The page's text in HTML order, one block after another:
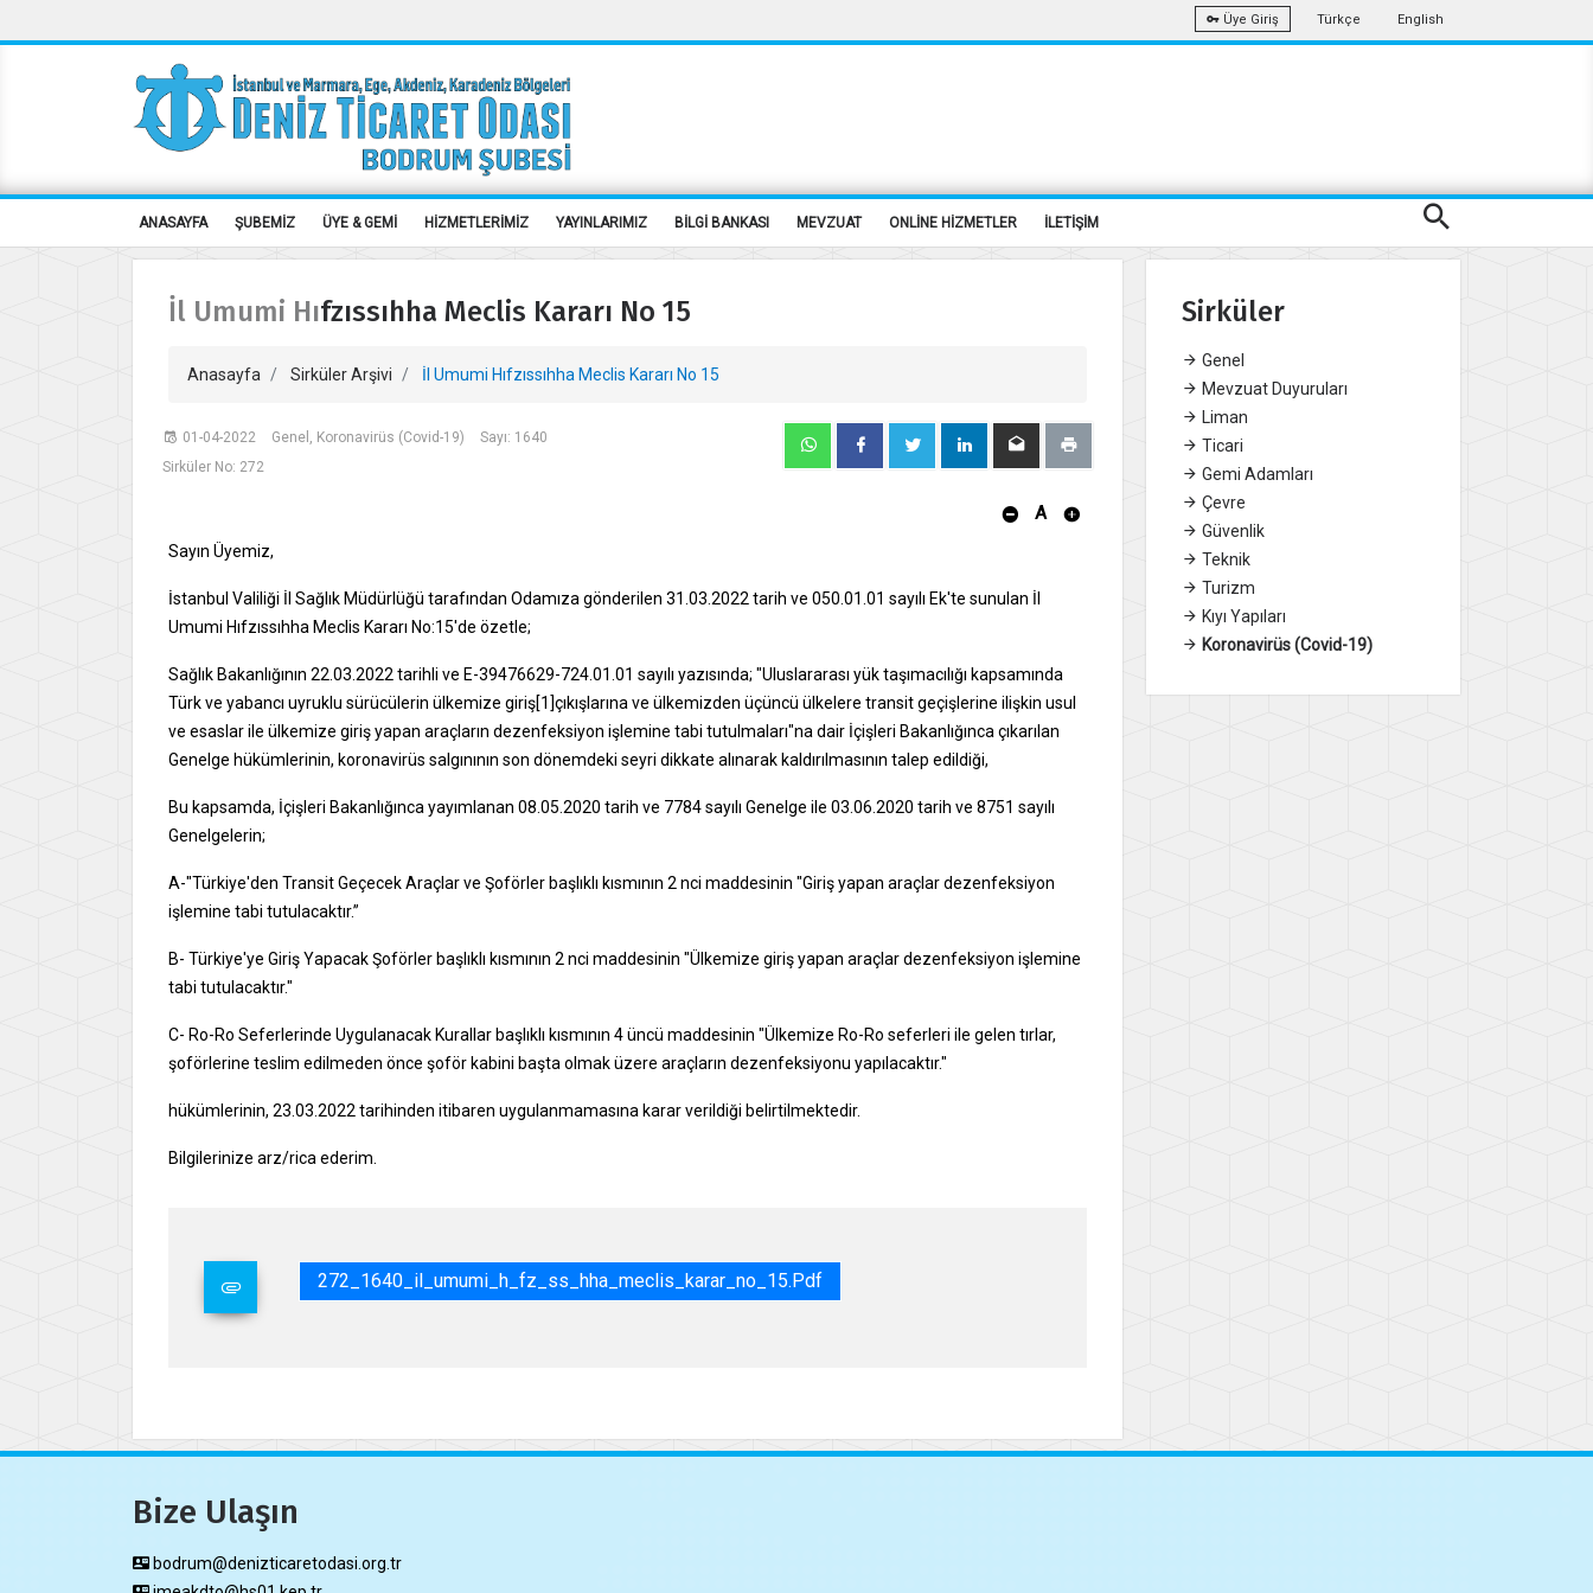
Üye Giriş Türkçe English
ANASAYFA ŞUBEMİZ ÜYE & GEMİ HİZMETLERİMİZ YAYINLARIMIZ BİLGİ BANKASI MEVZUAT ONLİNE HİZMETLER İLETİŞİM
İl Umumi Hıfzıssıhha Meclis Kararı No 15
Anasayfa Sirküler Arşivi İl Umumi Hıfzıssıhha Meclis Kararı No 15
01-04-2022 Genel, Koronavirüs (Covid-19)
Sayı: 1640
Sirküler No: 272
A
Sayın Üyemiz,
İstanbul Valiliği İl Sağlık Müdürlüğü tarafından Odamıza gönderilen 31.03.2022 tarih ve 050.01.01 sayılı Ek'te sunulan İl
Umumi Hıfzıssıhha Meclis Kararı No:15'de özetle;
Sağlık Bakanlığının 22.03.2022 tarihli ve E-39476629-724.01.01 sayılı yazısında; "Uluslararası yük taşımacılığı kapsamında
Türk ve yabancı uyruklu sürücülerin ülkemize giriş[1]çıkışlarına ve ülkemizden üçüncü ülkelere transit geçişlerine ilişkin usul
ve esaslar ile ülkemize giriş yapan araçların dezenfeksiyon işlemine tabi tutulmaları"na dair İçişleri Bakanlığınca çıkarılan
Genelge hükümlerinin, koronavirüs salgınının son dönemdeki seyri dikkate alınarak kaldırılmasının talep edildiği,
Bu kapsamda, İçişleri Bakanlığınca yayımlanan 08.05.2020 tarih ve 7784 sayılı Genelge ile 03.06.2020 tarih ve 8751 sayılı
Genelgelerin;
A-"Türkiye'den Transit Geçecek Araçlar ve Şoförler başlıklı kısmının 2 nci maddesinin "Giriş yapan araçlar dezenfeksiyon
işlemine tabi tutulacaktır.”
B- Türkiye'ye Giriş Yapacak Şoförler başlıklı kısmının 2 nci maddesinin "Ülkemize giriş yapan araçlar dezenfeksiyon işlemine
tabi tutulacaktır."
C- Ro-Ro Seferlerinde Uygulanacak Kurallar başlıklı kısmının 4 üncü maddesinin "Ülkemize Ro-Ro seferleri ile gelen tırlar,
şoförlerine teslim edilmeden önce şoför kabini başta olmak üzere araçların dezenfeksiyonu yapılacaktır."
hükümlerinin, 23.03.2022 tarihinden itibaren uygulanmamasına karar verildiği belirtilmektedir.
Bilgilerinize arz/rica ederim.
272_1640_il_umumi_h_fz_ss_hha_meclis_karar_no_15.pdf
Sirküler
Genel
Mevzuat Duyuruları
Liman
Ticari
Gemi Adamları
Çevre
Güvenlik
Teknik
Turizm
Kıyı Yapıları
Koronavirüs (Covid-19)
Bize Ulaşın
bodrum@denizticaretodasi.org.tr